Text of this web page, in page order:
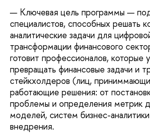
— Ключевая цель программы —
специалистов, способных решать
аналитические задачи для
трансформации финансового
готовит профессионалов, которые
превращать финансовые задачи и
стейкхолдеров (лиц,
работающие решения: от
проблемы и определения метрик
моделей, систем бизнес-
внедрения.